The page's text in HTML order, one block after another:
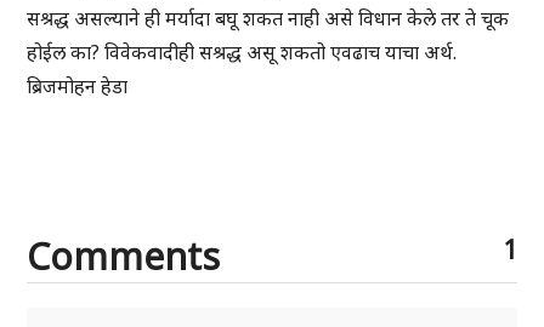
सश्रद्ध असल्याने ही मर्यादा बघू शकत नाही असे विधान केले तर ते चूक
होईल का? विवेकवादीही सश्रद्ध असू शकतो एवढाच याचा अर्थ.
ब्रिजमोहन हेडा
Comments 1